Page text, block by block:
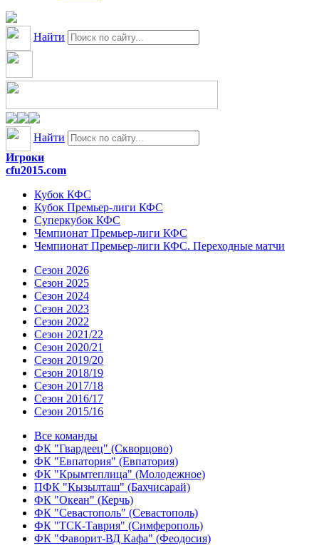
Найти
Найти
Игроки
cfu2015.com
Кубок КФС
Кубок Премьер-лиги КФС
Суперкубок КФС
Чемпионат Премьер-лиги КФС
Чемпионат Премьер-лиги КФС. Переходные матчи
Сезон 2026
Сезон 2025
Сезон 2024
Сезон 2023
Сезон 2022
Сезон 2021/22
Сезон 2020/21
Сезон 2019/20
Сезон 2018/19
Сезон 2017/18
Сезон 2016/17
Сезон 2015/16
Все команды
ФК "Гвардеец" (Скворцово)
ФК "Евпатория" (Евпатория)
ФК "Крымтеплица" (Молодежное)
ПФК "Кызылташ" (Бахчисарай)
ФК "Океан" (Керчь)
ФК "Севастополь" (Севастополь)
ФК "ТСК-Таврия" (Симферополь)
ФК "Фаворит-ВД Кафа" (Феодосия)